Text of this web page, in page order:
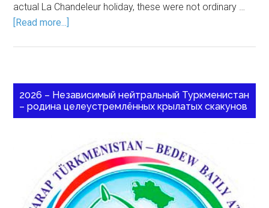
actual La Chandeleur holiday, these were not ordinary …
[Read more...]
2026 – Независимый нейтральный Туркменистан
– родина целеустремлённых крылатых скакунов